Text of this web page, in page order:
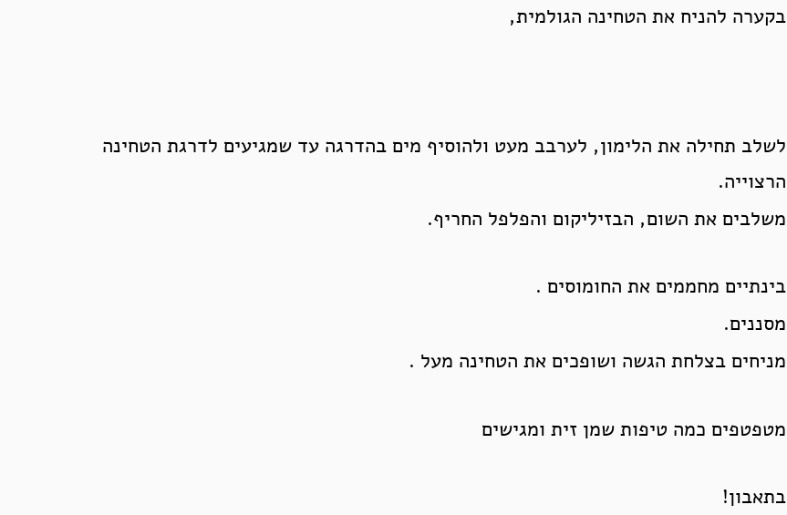
בקערה להניח את הטחינה הגולמית,
לשלב תחילה את הלימון, לערבב מעט ולהוסיף מים בהדרגה עד שמגיעים לדרגת הטחינה
הרצוייה.
משלבים את השום, הבזיליקום והפלפל החריף.
בינתיים מחממים את החומוסים .
מסננים.
מניחים בצלחת הגשה ושופכים את הטחינה מעל .
מטפטפים כמה טיפות שמן זית ומגישים
בתאבון!